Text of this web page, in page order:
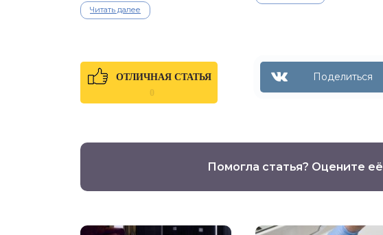
Читать далее
ОТЛИЧНАЯ СТАТЬЯ
0
Помогла статья? Оцените её